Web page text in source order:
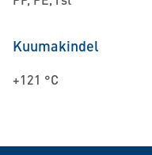
Kuumakindel
+121 °C